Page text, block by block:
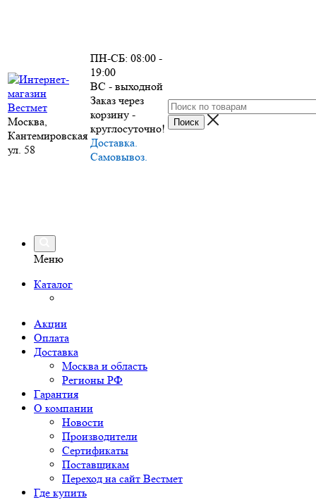
Москва,
Кантемировская
ул. 58
ПН-СБ: 08:00 -
19:00
ВС - выходной
Заказ через
корзину -
круглосуточно!
Доставка.
Самовывоз.
Меню
Каталог
Акции
Оплата
Доставка
Москва и область
Регионы РФ
Гарантия
О компании
Новости
Производители
Сертификаты
Поставщикам
Переход на сайт Вестмет
Где купить